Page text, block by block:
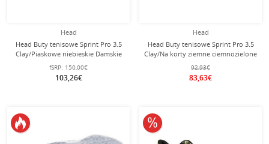
Head
Head Buty tenisowe Sprint Pro 3.5
Clay/Piaskowe niebieskie Damskie
fSRP: 150,00€
103,26€
Head
Head Buty tenisowe Sprint Pro 3.5
Clay/Na korty ziemne ciemnozielone
Męskie
92,93€
83,63€
10% obniżone